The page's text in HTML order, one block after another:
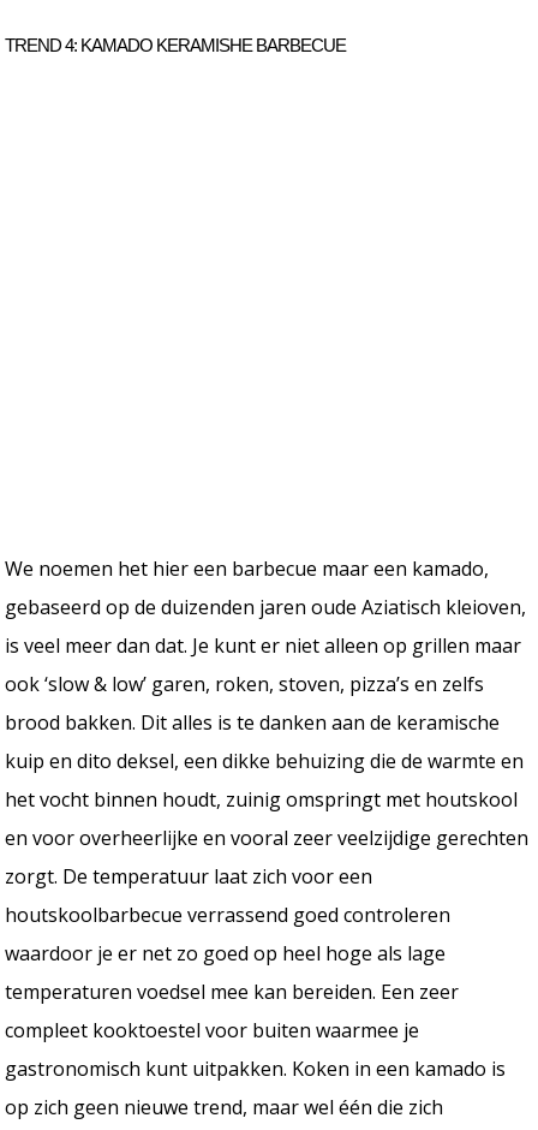
TREND 4: KAMADO KERAMISHE BARBECUE
We noemen het hier een barbecue maar een kamado,
gebaseerd op de duizenden jaren oude Aziatisch kleioven,
is veel meer dan dat. Je kunt er niet alleen op grillen maar
ook ‘slow & low’ garen, roken, stoven, pizza’s en zelfs
brood bakken. Dit alles is te danken aan de keramische
kuip en dito deksel, een dikke behuizing die de warmte en
het vocht binnen houdt, zuinig omspringt met houtskool
en voor overheerlijke en vooral zeer veelzijdige gerechten
zorgt. De temperatuur laat zich voor een
houtskoolbarbecue verrassend goed controleren
waardoor je er net zo goed op heel hoge als lage
temperaturen voedsel mee kan bereiden. Een zeer
compleet kooktoestel voor buiten waarmee je
gastronomisch kunt uitpakken. Koken in een kamado is
op zich geen nieuwe trend, maar wel één die zich